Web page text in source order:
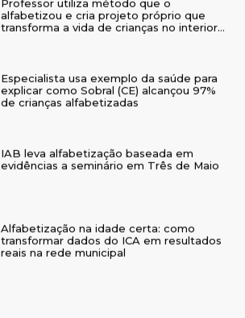
transforma a vida de crianças no interior
do RS
explicar como Sobral (CE) alcançou 97%
de crianças alfabetizadas
evidências a seminário em Três de Maio
transformar dados do ICA em resultados
reais na rede municipal